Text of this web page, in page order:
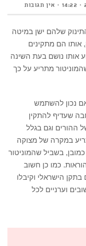
14:22 אין תגובות
שלהם ישן במיטה
אותו הם מתקינים
אותו נושם בעת השינה
מתריע על כך
נכון להשתמש
שעדיף להתקין
ההורים וגם בגלל
במקרה של מצוקה
בשביל שהמוניטור
כמו כן חשוב
הישראלי וקיבלו
וערניים לכל